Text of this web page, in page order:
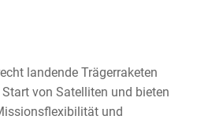
landende Trägerraketen
von Satelliten und bieten
und